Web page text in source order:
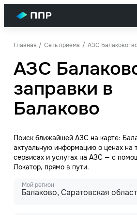
Главная Сеть приема АЗС Балаково:
АЗС
заправки в
Балаково
Поиск ближайшей АЗС на карте:
актуальную информацию о ценах на
сервисах и услугах на АЗС — с
Локатор, прямо в пути.
Мой регион
Балаково, Саратовская